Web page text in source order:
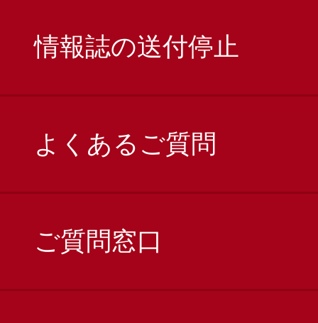
情報誌の送付停止
よくあるご質問
ご質問窓口